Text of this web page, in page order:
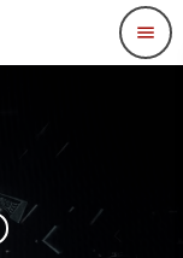
menu